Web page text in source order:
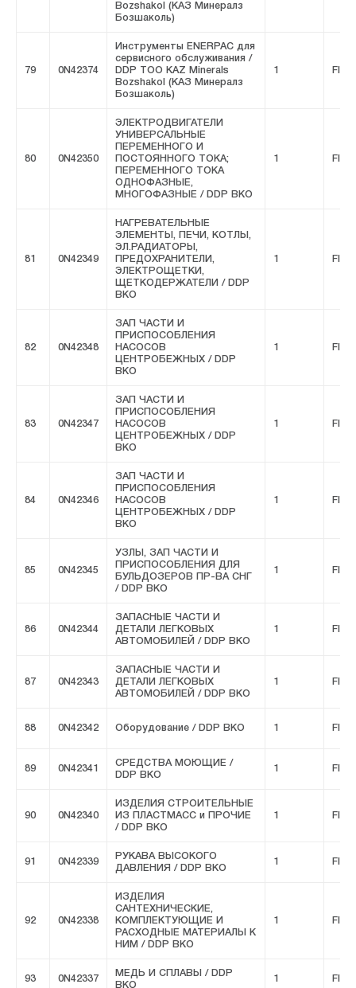
Bozshakol (КАЗ Минералз
Бозшаколь)
79 0N42374
Инструменты ENERPAC для
сервисного обслуживания /
DDP ТОО KAZ Minerals
Bozshakol (КАЗ Минералз
Бозшаколь)
1 FIVE
80 0N42350
ЭЛЕКТРОДВИГАТЕЛИ
УНИВЕРСАЛЬНЫЕ
ПЕРЕМЕННОГО И
ПОСТОЯННОГО ТОКА;
ПЕРЕМЕННОГО ТОКА
ОДНОФАЗНЫЕ,
МНОГОФАЗНЫЕ / DDP ВКО
1 FIVE
81 0N42349
НАГРЕВАТЕЛЬНЫЕ
ЭЛЕМЕНТЫ, ПЕЧИ, КОТЛЫ,
ЭЛ.РАДИАТОРЫ,
ПРЕДОХРАНИТЕЛИ,
ЭЛЕКТРОЩЕТКИ,
ЩЕТКОДЕРЖАТЕЛИ / DDP
ВКО
1 FIVE
82 0N42348
ЗАП ЧАСТИ И
ПРИСПОСОБЛЕНИЯ
НАСОСОВ
ЦЕНТРОБЕЖНЫХ / DDP
ВКО
1 FIVE
83 0N42347
ЗАП ЧАСТИ И
ПРИСПОСОБЛЕНИЯ
НАСОСОВ
ЦЕНТРОБЕЖНЫХ / DDP
ВКО
1 FIVE
84 0N42346
ЗАП ЧАСТИ И
ПРИСПОСОБЛЕНИЯ
НАСОСОВ
ЦЕНТРОБЕЖНЫХ / DDP
ВКО
1 FIVE
85 0N42345
УЗЛЫ, ЗАП ЧАСТИ И
ПРИСПОСОБЛЕНИЯ ДЛЯ
БУЛЬДОЗЕРОВ ПР-ВА СНГ
/ DDP ВКО
1 FIVE
86 0N42344
ЗАПАСНЫЕ ЧАСТИ И
ДЕТАЛИ ЛЕГКОВЫХ
АВТОМОБИЛЕЙ / DDP ВКО
1 FIVE
87 0N42343
ЗАПАСНЫЕ ЧАСТИ И
ДЕТАЛИ ЛЕГКОВЫХ
АВТОМОБИЛЕЙ / DDP ВКО
1 FIVE
88 0N42342 Оборудование / DDP ВКО 1 FIVE
89 0N42341
СРЕДСТВА МОЮЩИЕ /
DDP ВКО
1 FIVE
90 0N42340
ИЗДЕЛИЯ СТРОИТЕЛЬНЫЕ
ИЗ ПЛАСТМАСС и ПРОЧИЕ
/ DDP ВКО
1 FIVE
91 0N42339
РУКАВА ВЫСОКОГО
ДАВЛЕНИЯ / DDP ВКО
1 FIVE
92 0N42338
ИЗДЕЛИЯ
САНТЕХНИЧЕСКИЕ,
КОМПЛЕКТУЮЩИЕ И
РАСХОДНЫЕ МАТЕРИАЛЫ К
НИМ / DDP ВКО
1 FIVE
93 0N42337
МЕДЬ И СПЛАВЫ / DDP
ВКО
1 FIVE